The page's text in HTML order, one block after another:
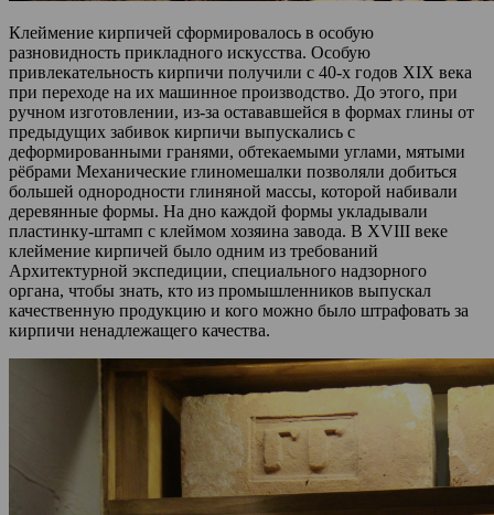
Клеймение кирпичей сформировалось в особую
разновидность прикладного искусства. Особую
привлекательность кирпичи получили с 40-х годов XIX века
при переходе на их машинное производство. До этого, при
ручном изготовлении, из-за остававшейся в формах глины от
предыдущих забивок кирпичи выпускались с
деформированными гранями, обтекаемыми углами, мятыми
рёбрами Механические глиномешалки позволяли добиться
большей однородности глиняной массы, которой набивали
деревянные формы. На дно каждой формы укладывали
пластинку-штамп с клеймом хозяина завода. В XVIII веке
клеймение кирпичей было одним из требований
Архитектурной экспедиции, специального надзорного
органа, чтобы знать, кто из промышленников выпускал
качественную продукцию и кого можно было штрафовать за
кирпичи ненадлежащего качества.